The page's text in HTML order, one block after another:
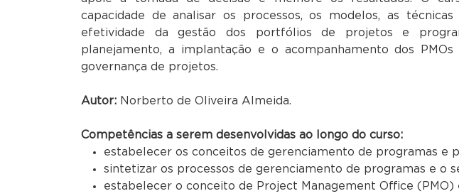
capacidade de analisar os processos, os modelos, as
efetividade da gestão dos portfólios de projetos e
planejamento, a implantação e o acompanhamento dos
governança de projetos.
Autor: Norberto de Oliveira Almeida.
Competências a serem desenvolvidas ao longo do curso:
estabelecer os conceitos de gerenciamento de programas e
sintetizar os processos de gerenciamento de programas e o
estabelecer o conceito de Project Management Office (PMO)